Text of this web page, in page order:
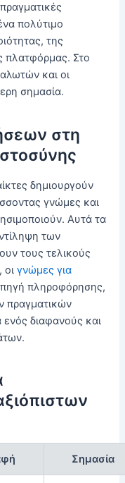
πολύτιμο
της
πλατφόρμας. Στο
και οι
σημασία.
στη
δημιουργούν
γνώμες και
Αυτά τα
των
τους τελικούς
οιγνώμες για
πηγή πληροφόρησης,
πραγματικών
διαφανούς και
Σημασία